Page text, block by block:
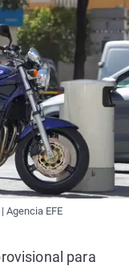
Agencia EFE
para